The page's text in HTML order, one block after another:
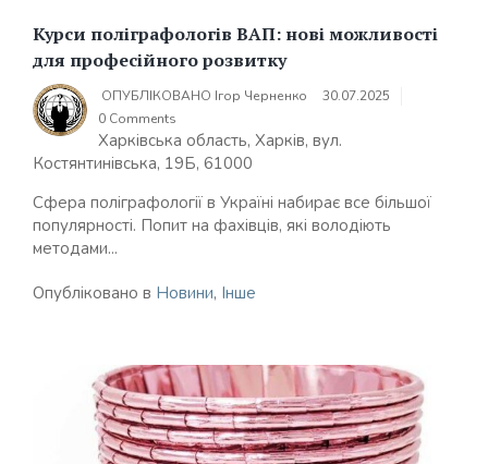
Курси поліграфологів ВАП: нові можливості
для професійного розвитку
ОПУБЛІКОВАНО Ігор Черненко
30.07.2025
0 Comments
Харківська область, Харків, вул.
Костянтинівська, 19Б, 61000
Сфера поліграфології в Україні набирає все більшої
популярності. Попит на фахівців, які володіють
методами...
Опубліковано в Новини, Інше